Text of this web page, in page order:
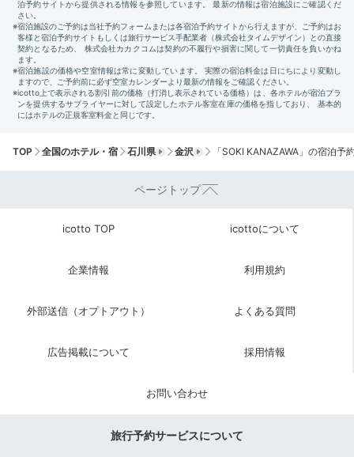
お風呂から戻ってきたら、すっぴんのままお部屋でゆっ
たり過ごす時間♪竹製歯ブラシや再生綿を使用した寝具
など、環境に配慮したアメニティが揃っているのが特徴
的です。仲の良いお友達と、気楽な夜のひとときをどう
ぞ。
夜は、夜食を部屋で食べてテレビでYouTubeを見てから寝ました。
Breakfast
和の朝食で
栄養チャージ
TOP 全国のホテル・宿 石川県 金沢 「SOKI KANAZAWA」の宿泊予
ページトップ
icotto TOP icottoについて
企業情報 利用規約
外部送信（オプトアウト） よくある質問
広告掲載について 採用情報
お問い合わせ
旅行予約サービスについて